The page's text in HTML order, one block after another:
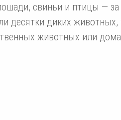
свиньи и птицы — за
десятки диких
животных или